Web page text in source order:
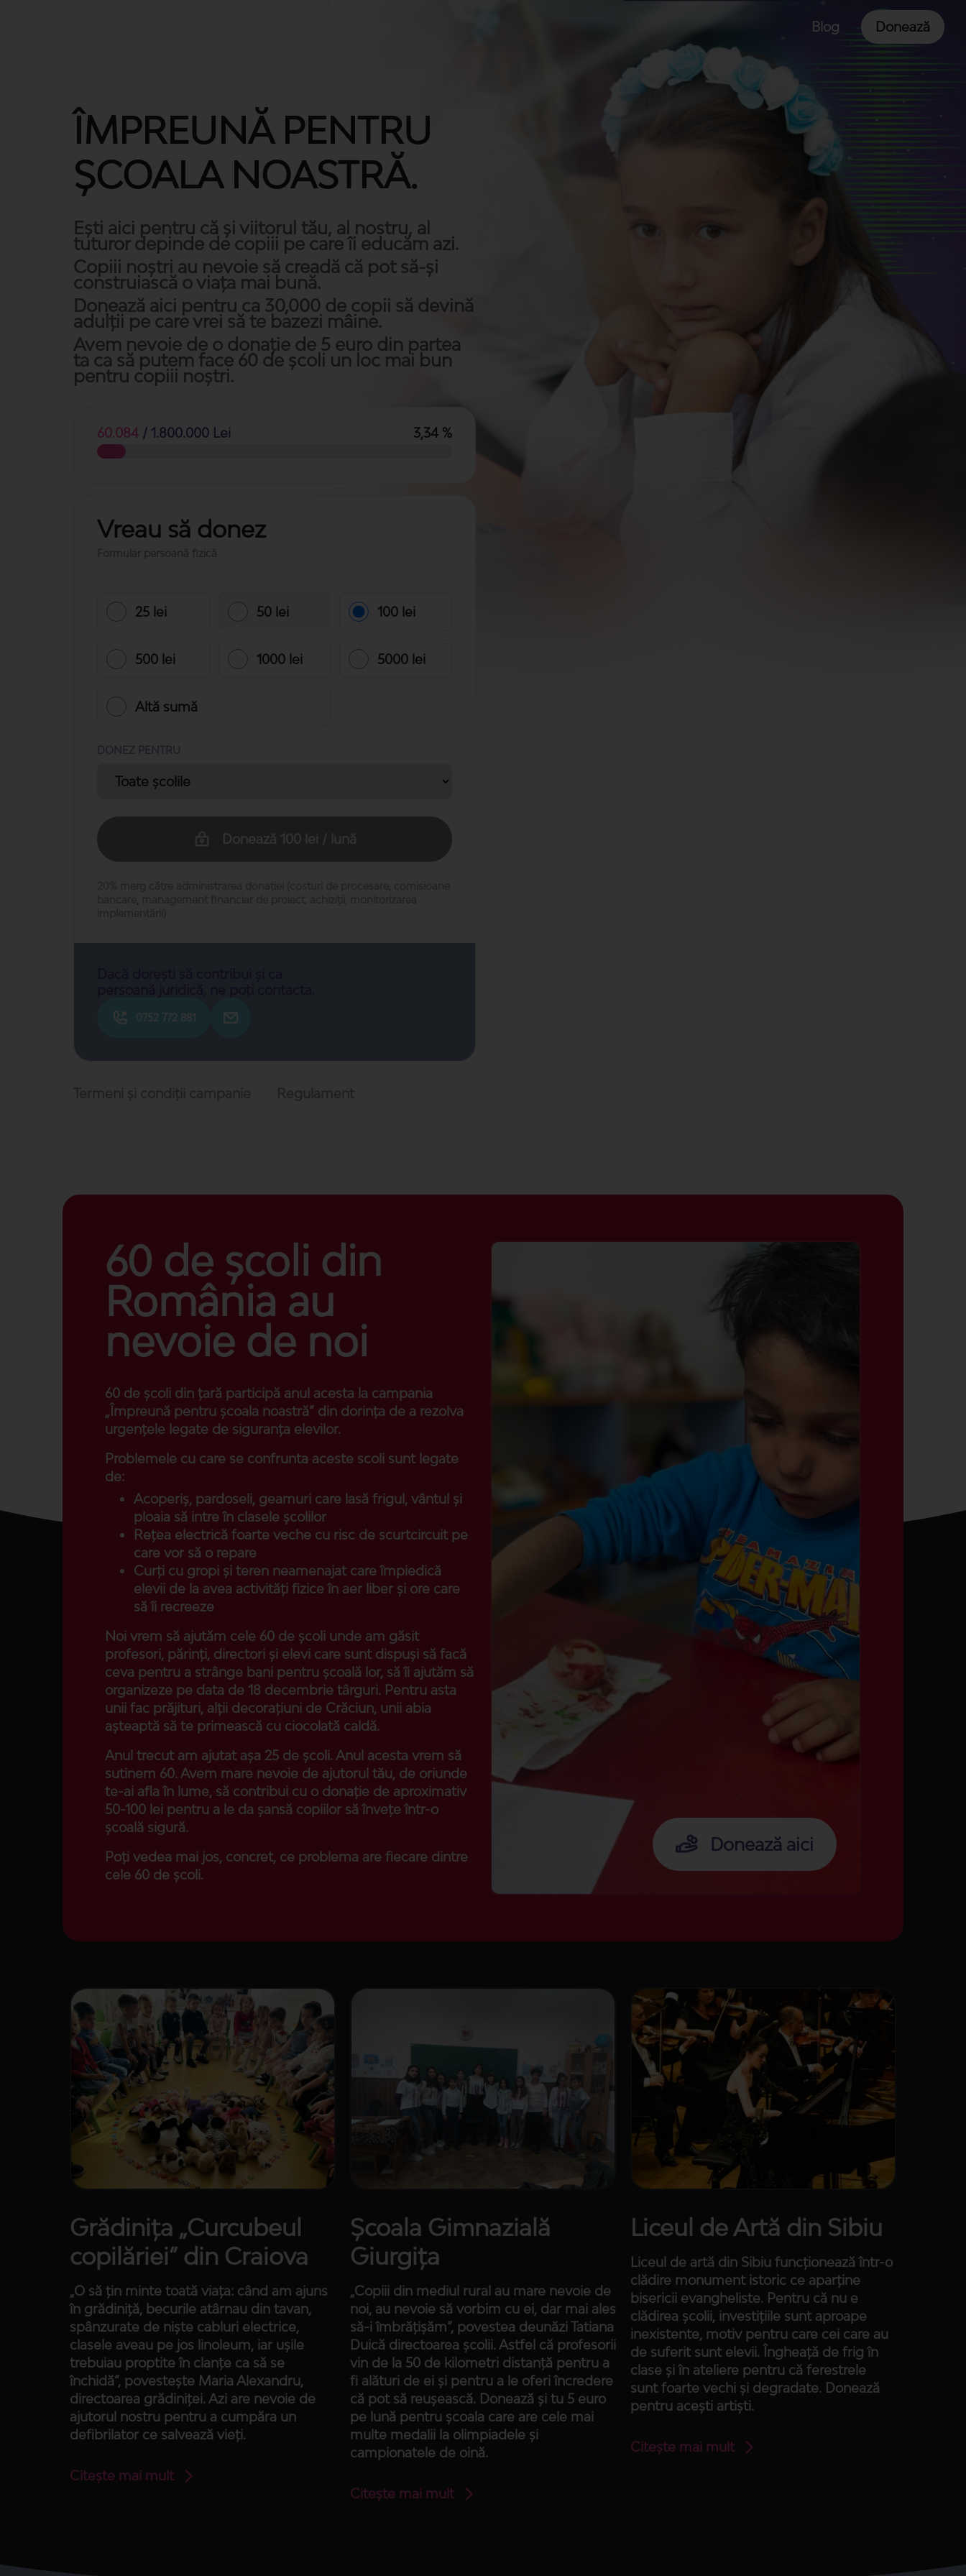
Blog Donează
ÎMPREUNĂ PENTRU
ȘCOALA NOASTRĂ.
Ești aici pentru că și viitorul tău, al nostru, al
tuturor depinde de copiii pe care îi educăm azi.
Copiii noștri au nevoie să creadă că pot să-și
construiască o viața mai bună.
Donează aici pentru ca 30,000 de copii să devină
adulții pe care vrei să te bazezi mâine.
Avem nevoie de o donație de 5 euro din partea
ta ca să putem face 60 de școli un loc mai bun
pentru copiii noștri.
60.084 / 1.800.000 Lei 3,34 %
Vreau să donez
25 lei 50 lei 100 lei
500 lei 1000 lei 5000 lei
Altă sumă
DONEZ PENTRU
Donează 100 lei / lună
0752 772 881
60 de școli din
România au
nevoie de noi
60 de școli din țară participă anul acesta la campania
„Împreună pentru școala noastră” din dorința de a rezolva
urgențele legate de siguranța elevilor.
Problemele cu care se confrunta aceste scoli sunt legate
de:
Acoperiș, pardoseli, geamuri care lasă frigul, vântul și
ploaia să intre în clasele școlilor
Rețea electrică foarte veche cu risc de scurtcircuit pe
care vor să o repare
Curți cu gropi și teren neamenajat care împiedică
elevii de la avea activități fizice în aer liber și ore care
să îi recreeze
Noi vrem să ajutăm cele 60 de școli unde am găsit
profesori, părinți, directori și elevi care sunt dispuși să facă
ceva pentru a strânge bani pentru școală lor, să îi ajutăm să
organizeze pe data de 18 decembrie târguri. Pentru asta
unii fac prăjituri, alții decorațiuni de Crăciun, unii abia
așteaptă să te primească cu ciocolată caldă.
Anul trecut am ajutat așa 25 de școli. Anul acesta vrem să
sutinem 60. Avem mare nevoie de ajutorul tău, de oriunde
te-ai afla în lume, să contribui cu o donație de aproximativ
50-100 lei pentru a le da șansă copiilor să învețe într-o
școală sigură.
Poți vedea mai jos, concret, ce problema are fiecare dintre
cele 60 de școli.
Donează aici
Grădinița „Curcubeul
copilăriei” din Craiova
„O să țin minte toată viața: când am ajuns
în grădiniță, becurile atârnau din tavan,
spânzurate de niște cabluri electrice,
clasele aveau pe jos linoleum, iar ușile
trebuiau proptite în clanțe ca să se
închidă”, povestește Maria Alexandru,
directoarea grădiniței. Azi are nevoie de
ajutorul nostru pentru a cumpăra un
defibrilator ce salvează vieți.
Citește mai mult
Școala Gimnazială
Giurgița
„Copiii din mediul rural au mare nevoie de
noi, au nevoie să vorbim cu ei, dar mai ales
să-i îmbrățișăm”, povestea deunăzi Tatiana
Duică directoarea școlii. Astfel că profesorii
vin de la 50 de kilometri distanță pentru a
fi alături de ei și pentru a le oferi încredere
că pot să reușească. Donează și tu 5 euro
pe lună pentru școala care are cele mai
multe medalii la olimpiadele și
campionatele de oină.
Citește mai mult
Liceul de Artă din Sibiu
Liceul de artă din Sibiu funcționează într-o
clădire monument istoric ce aparține
bisericii evangheliste. Pentru că nu e
clădirea școlii, investițiile sunt aproape
inexistente, motiv pentru care cei care au
de suferit sunt elevii. Îngheață de frig în
clase și în ateliere pentru că ferestrele
sunt foarte vechi și degradate. Donează
pentru acești artiști.
Citește mai mult